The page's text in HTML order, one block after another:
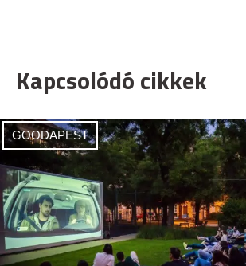
Kapcsolódó cikkek
GOODAPEST